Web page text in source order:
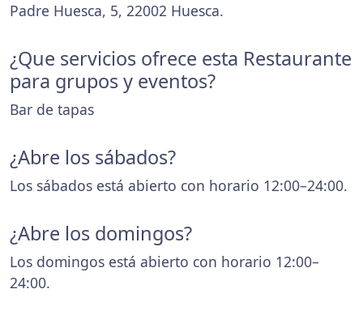
Padre Huesca, 5, 22002 Huesca.
¿Que servicios ofrece esta Restaurante
para grupos y eventos?
Bar de tapas
¿Abre los sábados?
Los sábados está abierto con horario 12:00–24:00.
¿Abre los domingos?
Los domingos está abierto con horario 12:00–
24:00.